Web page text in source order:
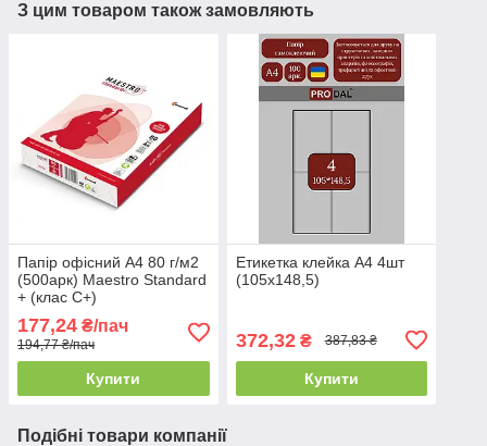
З цим товаром також замовляють
Папір офісний А4 80 г/м2
(500арк) Maestro Standard
+ (клас C+)
177,24 ₴/пач
194,77 ₴/пач
Купити
Етикетка клейка А4 4шт
(105х148,5)
372,32₴ 387,83 ₴
Купити
Подібні товари компанії